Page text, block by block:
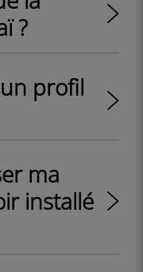
?
profil
ma
installé